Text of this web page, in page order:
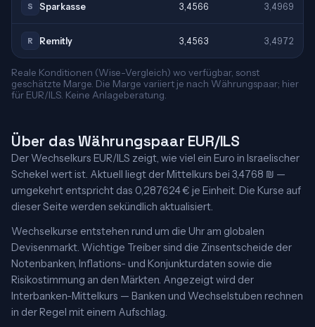
S Sparkasse 3,4566 3,4969
R Remitly 3,4563 3,4972
Reale Konditionen (Wise-Vergleich) wo verfügbar, sonst
geschätzte Marge. Die Marge variiert je nach Währungspaar; hier
für EUR/ILS. Keine Anlageberatung.
Über das Währungspaar EUR/ILS
Der Wechselkurs EUR/ILS zeigt, wie viel ein Euro in Israelischer
Schekel wert ist. Aktuell liegt der Mittelkurs bei 3,4768 ₪ —
umgekehrt entspricht das 0,287624 € je Einheit. Die Kurse auf
dieser Seite werden sekündlich aktualisiert.
Wechselkurse entstehen rund um die Uhr am globalen
Devisenmarkt. Wichtige Treiber sind die Zinsentscheide der
Notenbanken, Inflations- und Konjunkturdaten sowie die
Risikostimmung an den Märkten. Angezeigt wird der
Interbanken-Mittelkurs — Banken und Wechselstuben rechnen
in der Regel mit einem Aufschlag.